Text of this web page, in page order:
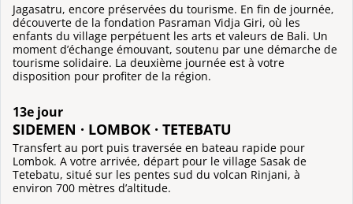
Jagasatru, encore préservées du tourisme. En fin de journée,
découverte de la fondation Pasraman Vidja Giri, où les
enfants du village perpétuent les arts et valeurs de Bali. Un
moment d’échange émouvant, soutenu par une démarche de
tourisme solidaire. La deuxième journée est à votre
disposition pour profiter de la région.
13e jour
SIDEMEN · LOMBOK · TETEBATU
Transfert au port puis traversée en bateau rapide pour
Lombok. A votre arrivée, départ pour le village Sasak de
Tetebatu, situé sur les pentes sud du volcan Rinjani, à
environ 700 mètres d’altitude.